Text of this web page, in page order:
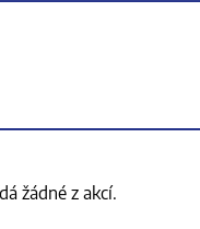
žádné z akcí.